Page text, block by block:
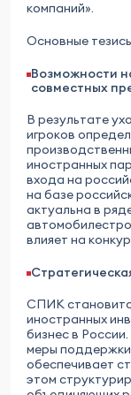
компаний».
Основные
Возможности
совместных
В результате
игроков
иностранных
входа на
на базе
актуальна в
влияет на
СПИК
иностранных
бизнес в
меры поддержки
обеспечивает
этом